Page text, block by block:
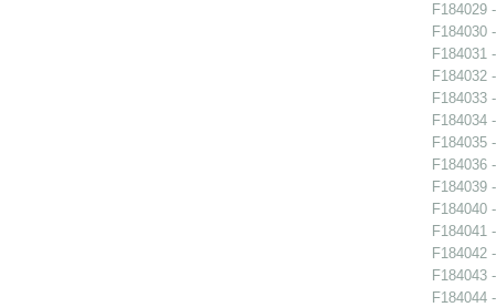
F184029
F184030
F184031
F184032
F184033
F184034
F184035
F184036
F184039
F184040
F184041
F184042
F184043
F184044